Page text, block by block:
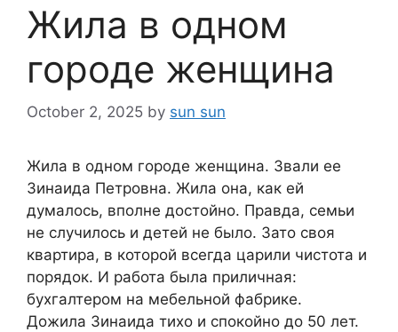
Жила в одном
городе женщина
October 2, 2025 by sun sun
Жила в одном городе женщина. Звали ее
Зинаида Петровна. Жила она, как ей
думалось, вполне достойно. Правда, семьи
не случилось и детей не было. Зато своя
квартира, в которой всегда царили чистота и
порядок. И работа была приличная:
бухгалтером на мебельной фабрике.
Дожила Зинаида тихо и спокойно до 50 лет.